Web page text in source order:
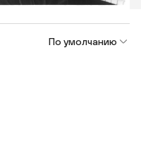
По умолчанию